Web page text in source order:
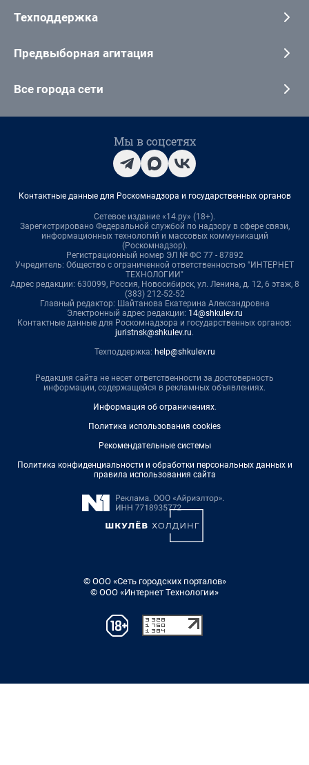
Техподдержка
Предвыборная агитация
Все города сети
Мы в соцсетях
Контактные данные для Роскомнадзора и государственных органов
Сетевое издание «14.ру» (18+).
Зарегистрировано Федеральной службой по надзору в сфере связи,
информационных технологий и массовых коммуникаций
(Роскомнадзор).
Регистрационный номер ЭЛ № ФС 77 - 87892
Учредитель: Общество с ограниченной ответственностью "ИНТЕРНЕТ
ТЕХНОЛОГИИ"
Адрес редакции: 630099, Россия, Новосибирск, ул. Ленина, д. 12, 6 этаж, 8
(383) 212-52-52
Главный редактор: Шайтанова Екатерина Александровна
Электронный адрес редакции: 14@shkulev.ru
Контактные данные для Роскомнадзора и государственных органов:
juristnsk@shkulev.ru.
Техподдержка: help@shkulev.ru
Редакция сайта не несет ответственности за достоверность
информации, содержащейся в рекламных объявлениях.
Информация об ограничениях.
Политика использования cookies
Рекомендательные системы
Политика конфиденциальности и обработки персональных данных и
правила использования сайта
© ООО «Сеть городских порталов»
© ООО «Интернет Технологии»